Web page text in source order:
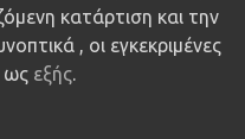
κατάρτιση και την
, οι εγκεκριμένες
ως εξής